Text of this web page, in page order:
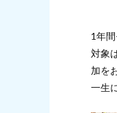
1年
対象
加を
一生